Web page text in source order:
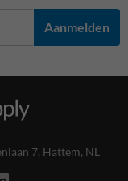
Aanmelden
7, Hattem, NL